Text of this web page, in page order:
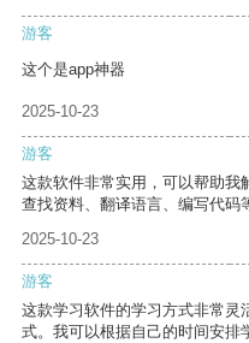
游客
这个是app神器
2025-10-23
游客
这款软件非常实用，可以帮助我
查找资料、翻译语言、编写代码
2025-10-23
游客
这款学习软件的学习方式非常灵
式。我可以根据自己的时间安排